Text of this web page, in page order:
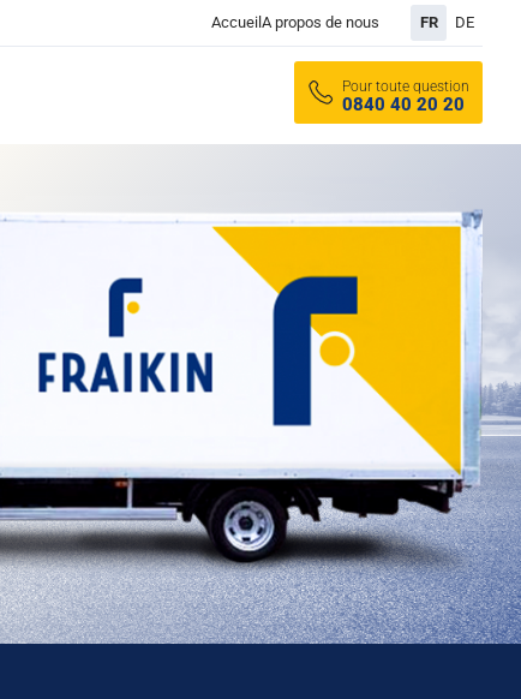
Accueil A propos de nous FR DE
Pour toute question
0840 40 20 20